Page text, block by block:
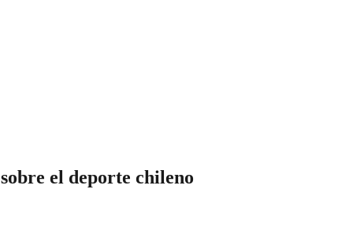
el deporte chileno